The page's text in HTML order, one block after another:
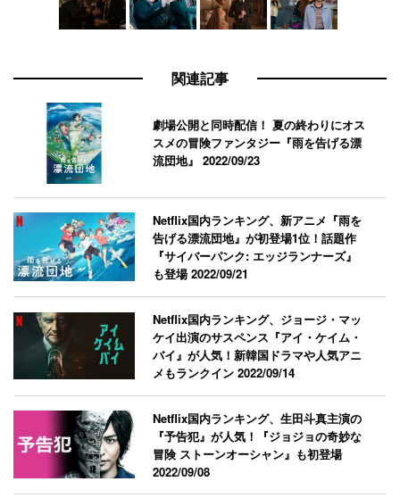
関連記事
劇場公開と同時配信！ 夏の終わりにオス
スメの冒険ファンタジー『雨を告げる漂
流団地』2022/09/23
Netflix国内ランキング、新アニメ『雨を
告げる漂流団地』が初登場1位！話題作
『サイバーパンク: エッジランナーズ』
も登場2022/09/21
Netflix国内ランキング、ジョージ・マッ
ケイ出演のサスペンス『アイ・ケイム・
バイ』が人気！新韓国ドラマや人気アニ
メもランクイン2022/09/14
Netflix国内ランキング、生田斗真主演の
『予告犯』が人気！『ジョジョの奇妙な
冒険 ストーンオーシャン』も初登場
2022/09/08